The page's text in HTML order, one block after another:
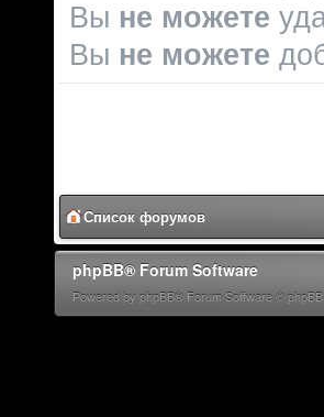
Вы не можете
Вы не можете
Список форумов
phpBB® Forum Software
Powered by phpBB® Forum Software ©